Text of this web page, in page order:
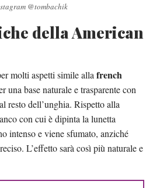
@tombachik
della American
molti aspetti simile alla french
una base naturale e trasparente con
resto dell’unghia. Rispetto alla
con cui è dipinta la lunetta
intenso e viene sfumato, anziché
L’effetto sarà così più naturale e